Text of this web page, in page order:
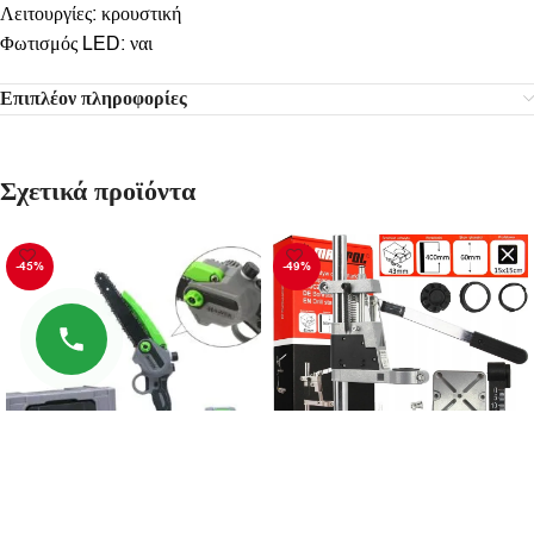
Λειτουργίες: κρουστική
Φωτισμός LED: ναι
Επιπλέον πληροφορίες
Σχετικά προϊόντα
-45% -49%